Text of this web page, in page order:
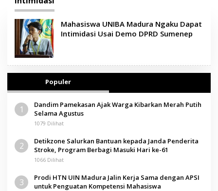
Mahasiswa UNIBA Madura Ngaku Dapat
Intimidasi Usai Demo DPRD Sumenep
Populer
1
Dandim Pamekasan Ajak Warga Kibarkan Merah Putih
Selama Agustus
1079 Dilihat
2
Detikzone Salurkan Bantuan kepada Janda Penderita
Stroke, Program Berbagi Masuki Hari ke-61
1066 Dilihat
3
Prodi HTN UIN Madura Jalin Kerja Sama dengan APSI
untuk Penguatan Kompetensi Mahasiswa